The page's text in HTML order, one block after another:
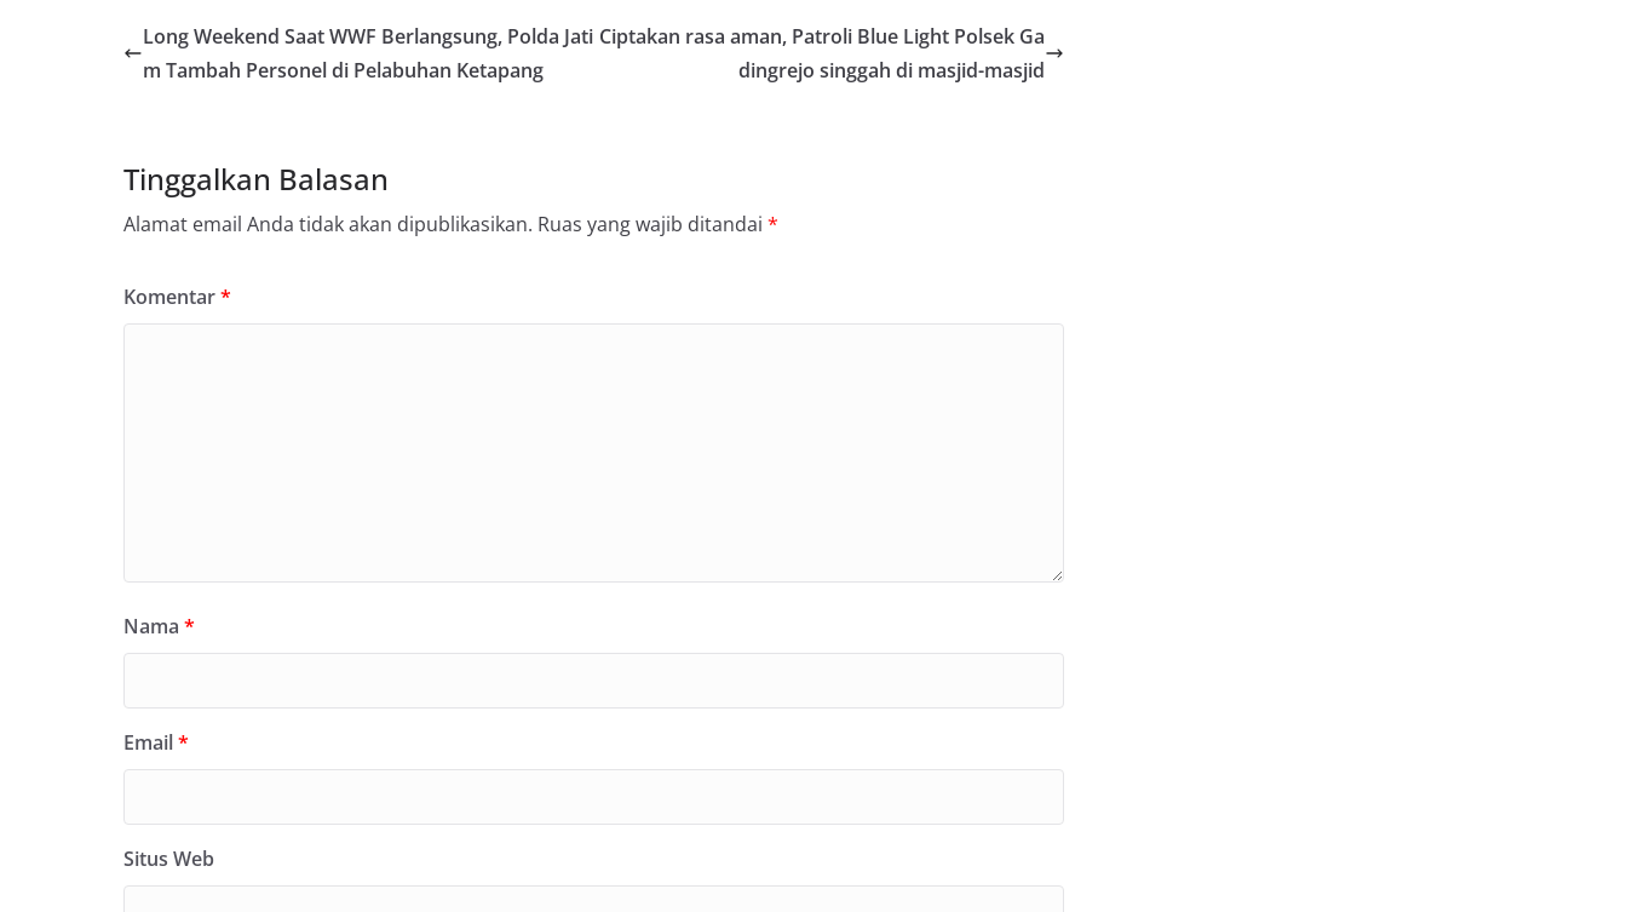
Long Weekend Saat WWF Berlangsung, Polda Jati
m Tambah Personel di Pelabuhan Ketapang
Ciptakan rasa aman, Patroli Blue Light Polsek Ga
dingrejo singgah di masjid-masjid
Tinggalkan Balasan
Alamat email Anda tidak akan dipublikasikan. Ruas yang wajib ditandai *
Komentar*
Nama *
Email*
Situs Web